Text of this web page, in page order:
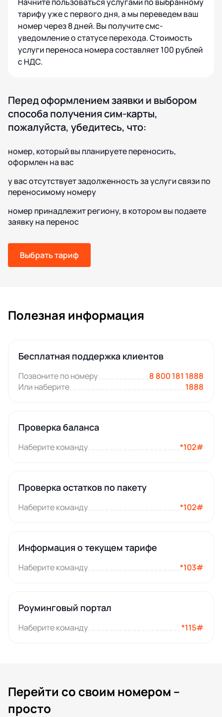
тарифу уже с первого дня, а мы переведем ваш
номер через 8 дней. Вы получите смс-
уведомление о статусе перехода. Стоимость
услуги переноса номера составляет 100 рублей
с НДС.
Перед оформлением заявки и выбором
способа получения сим-карты,
пожалуйста, убедитесь, что:
номер, который вы планируете переносить,
оформлен на вас
у вас отсутствует задолженность за услуги связи по
переносимому номеру
номер принадлежит региону, в котором вы подаете
заявку на перенос
Выбрать тариф
Полезная информация
Бесплатная поддержка клиентов
Позвоните по номеру
8 800 181 1888
Или наберите
1888
Проверка баланса
Наберите команду *102#
Проверка остатков по пакету
Наберите команду *102#
Информация о текущем тарифе
Наберите команду *103#
Роуминговый портал
Наберите команду *115#
Перейти со своим номером –
просто